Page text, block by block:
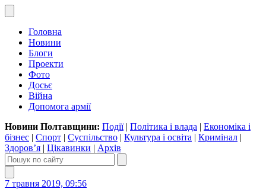
Головна
Новини
Блоги
Проекти
Фото
Досьє
Війна
Допомога армії
Новини Полтавщини: Події| Політика і влада | Економіка і
бізнес | Спорт | Суспільство | Культура і освіта | Кримінал |
Здоров’я | Цікавинки | Архів
7 травня 2019, 09:56